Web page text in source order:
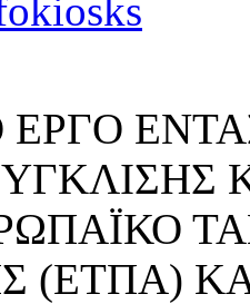
ΕΡΓΟ
(ΕΤΠΑ)